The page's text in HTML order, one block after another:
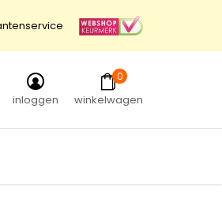
inloggen
0
winkelwagen